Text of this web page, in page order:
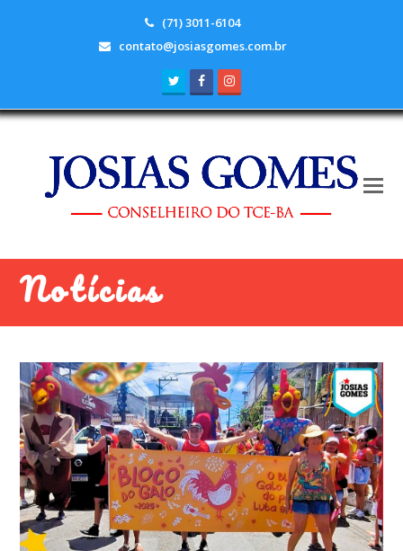
(71) 3011-6104
contato@josiasgomes.com.br
TwitterFacebook
Notícias